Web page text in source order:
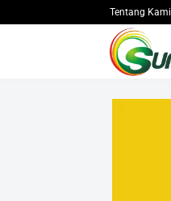
Tentang Kami